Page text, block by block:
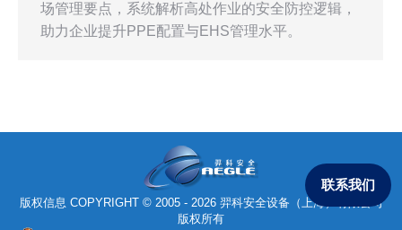
场管理要点，系统解析高处作业的安全防控逻辑，
助力企业提升PPE配置与EHS管理水平。
版权信息 COPYRIGHT © 2005 - 2026 羿科安全设备（上海）有限公司
版权所有
联系我们